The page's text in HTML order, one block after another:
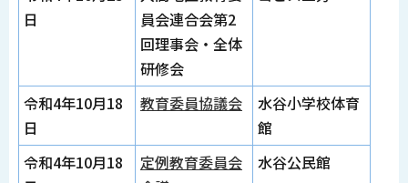
日
員会連合会第2
回理事会・全体
研修会
令和4年10月18
日
教育委員協議会
水谷小学校体育
館
令和4年10月18
定例教育委員会
水谷公民館